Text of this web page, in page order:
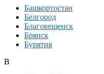
Башкортостан
Белгород
Благовещенск
Брянск
Бурятия
В